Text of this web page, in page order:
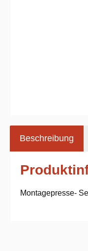
Beschreibung
Montagepresse-